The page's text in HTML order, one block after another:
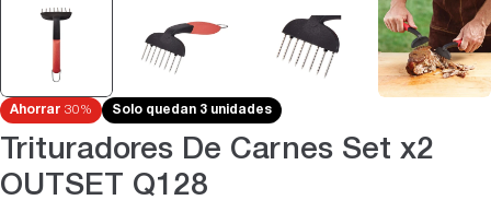
Ahorrar 30% Solo quedan 3 unidades
Trituradores De Carnes Set x2
OUTSET Q128